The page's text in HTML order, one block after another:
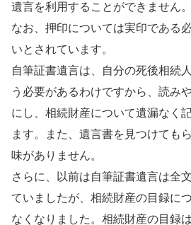
遺言を利用することができません。
なお、押印については実印である
いとされています。
自筆証書遺言は、自分の死後相続
う必要があるわけですから、読み
にし、相続財産について遺漏なく
ます。また、遺言書を見つけても
味がありません。
さらに、以前は自筆証書遺言は全
ていましたが、相続財産の目録に
なくなりました。相続財産の目録